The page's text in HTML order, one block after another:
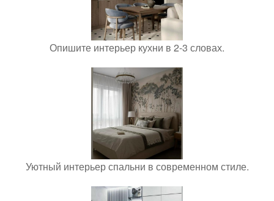
Опишите интерьер кухни в 2-3 словах.
Уютный интерьер спальни в современном стиле.